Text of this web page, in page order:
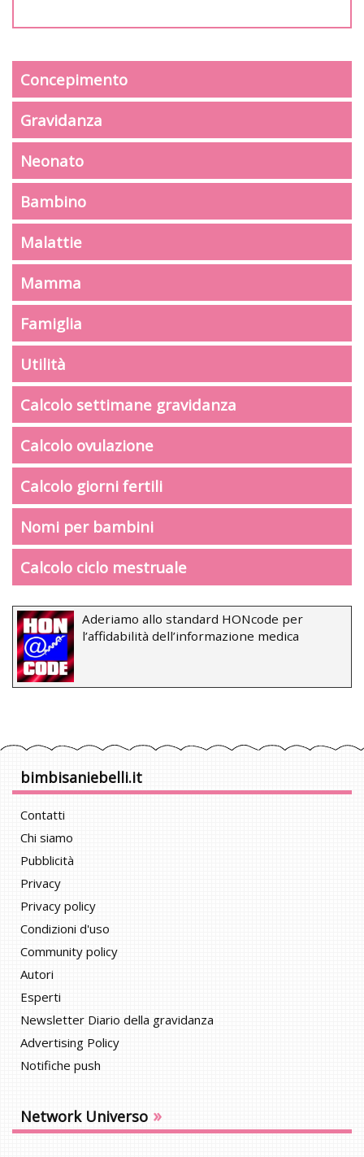
Concepimento
Gravidanza
Neonato
Bambino
Malattie
Mamma
Famiglia
Utilità
Calcolo settimane gravidanza
Calcolo ovulazione
Calcolo giorni fertili
Nomi per bambini
Calcolo ciclo mestruale
Aderiamo allo standard HONcode per
l’affidabilità dell’informazione medica
bimbisaniebelli.it
Contatti
Chi siamo
Pubblicità
Privacy
Privacy policy
Condizioni d'uso
Community policy
Autori
Esperti
Newsletter Diario della gravidanza
Advertising Policy
Notifiche push
Network Universo »